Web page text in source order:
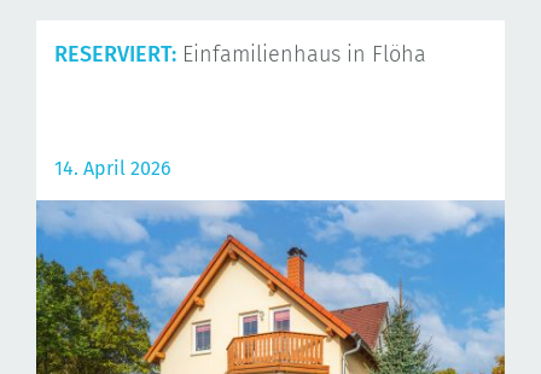
RESERVIERT: Einfamilienhaus in Flöha
14. April 2026